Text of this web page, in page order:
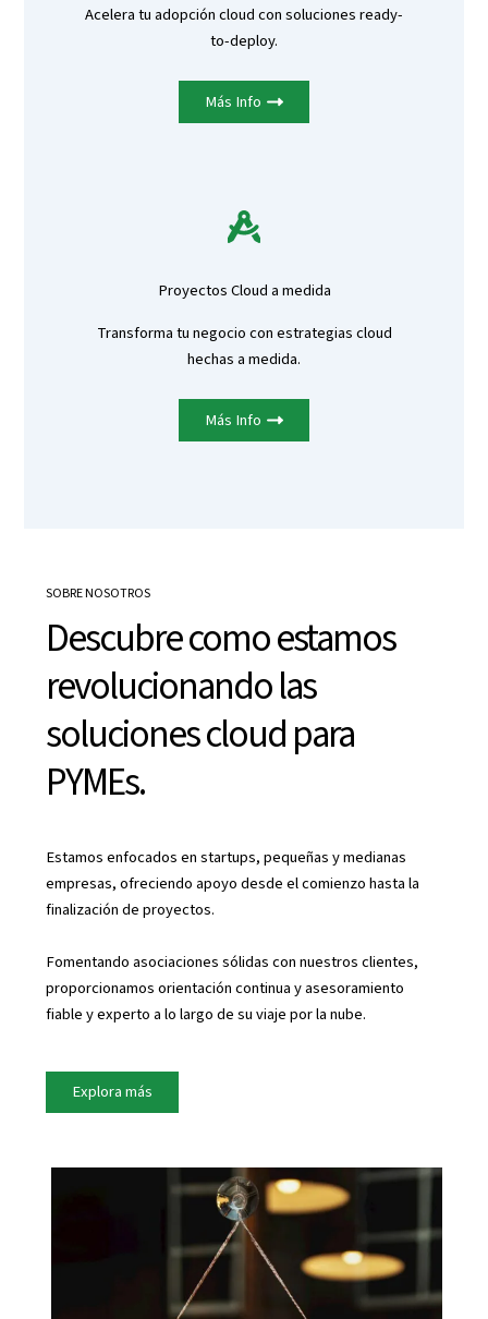
Acelera tu adopción cloud con soluciones ready-
to-deploy.
Más Info
Proyectos Cloud a medida
Transforma tu negocio con estrategias cloud
hechas a medida.
Más Info
SOBRE NOSOTROS
Descubre como estamos
revolucionando las
soluciones cloud para
PYMEs.
Estamos enfocados en startups, pequeñas y medianas
empresas, ofreciendo apoyo desde el comienzo hasta la
finalización de proyectos.
Fomentando asociaciones sólidas con nuestros clientes,
proporcionamos orientación continua y asesoramiento
fiable y experto a lo largo de su viaje por la nube.
Explora más